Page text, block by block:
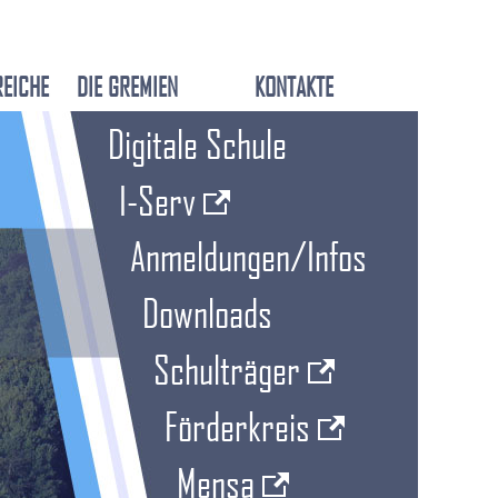
DIE GREMIEN KONTAKTE
Digitale Schule
I-Serv
Anmeldungen/Infos
Downloads
Schulträger
Förderkreis
Mensa